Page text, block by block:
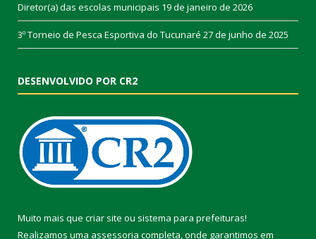
Diretor(a) das escolas municipais 19 de janeiro de 2026
3º Torneio de Pesca Esportiva do Tucunaré 27 de junho de 2025
DESENVOLVIDO POR CR2
Muito mais que criar site ou sistema para prefeituras!
Realizamos uma assessoria completa, onde garantimos em